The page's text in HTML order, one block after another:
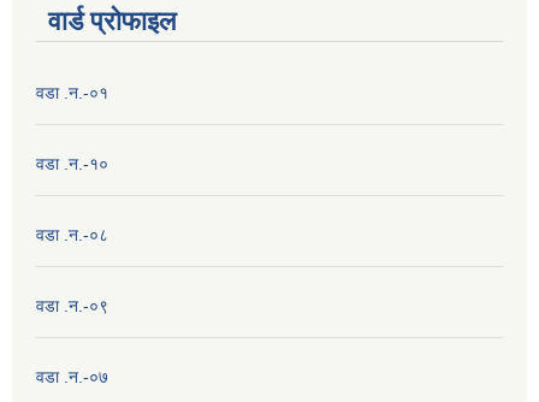
वार्ड प्राेफाइल
वडा .न.-०१
वडा .न.-१०
वडा .न.-०८
वडा .न.-०९
वडा .न.-०७